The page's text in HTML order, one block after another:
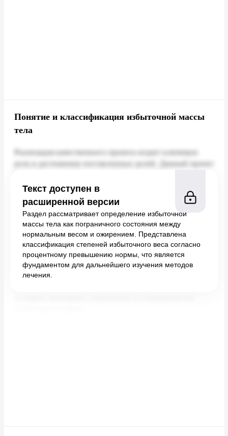
Понятие и классификация избыточной массы
тела
Текст доступен в
расширенной версии
Раздел рассматривает определение избыточной
массы тела как пограничного состояния между
нормальным весом и ожирением. Представлена
классификация степеней избыточного веса согласно
процентному превышению нормы, что является
фундаментом для дальнейшего изучения методов
лечения.